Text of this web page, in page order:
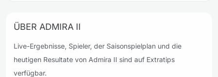
ÜBER ADMIRA II
Live-Ergebnisse, Spieler, der Saisonspielplan und die
heutigen Resultate von Admira II sind auf Extratips
verfügbar.